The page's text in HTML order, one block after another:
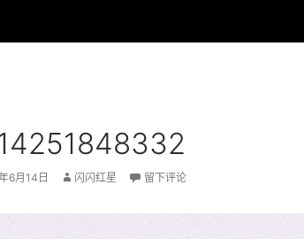
6月14日 闪闪红星 留下评论